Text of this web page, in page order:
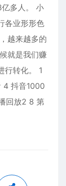
多人。 小
各业形形色
越来越多的
就是我们赚
行转化。 1
4 抖音1000
回放2 8 第